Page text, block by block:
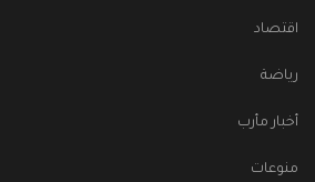
اقتصاد
رياضة
أخبار مأرب
منوعات